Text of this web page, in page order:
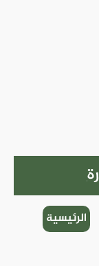
الرئيسية